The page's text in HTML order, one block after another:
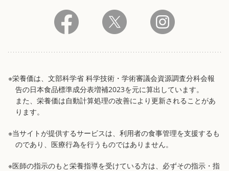
※栄養価は、文部科学省 科学技術・学術審議会資源調査分科会報
告の日本食品標準成分表増補2023を元に算出しています。
また、栄養価は自動計算処理の改善により更新されることがあ
ります。
※当サイトが提供するサービスは、利用者の食事管理を支援するも
のであり、医療行為を行うものではありません。
※医師の指示のもと栄養指導を受けている方は、必ずその指示・指